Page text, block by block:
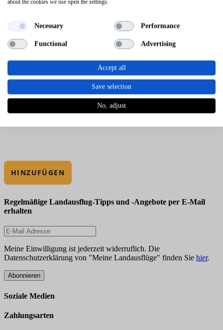
HINZUFÜGEN
Regelmäßige Landausflug-Tipps und -Angebote per E-Mail
erhalten
Meine Einwilligung ist jederzeit widerruflich. Die
Datenschutzerklärung von "Meine Landausflüge" finden Sie hier.
Abonnieren
Soziale Medien
Zahlungsarten
about the cookies we use open the settings.
Necessary Performance
Functional Advertising
Accept all
Save selection
No, adjust